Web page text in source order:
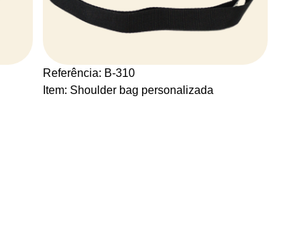
Referência: B-310
Item: Shoulder bag personalizada